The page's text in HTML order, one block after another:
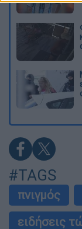
#TAGS
πνιγμός
ειδήσεις